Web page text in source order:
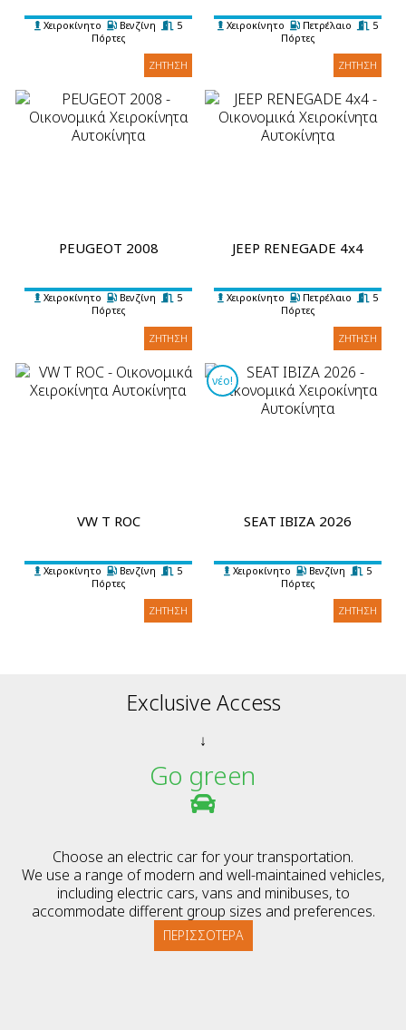
Χειροκίνητο Βενζίνη
5
Πόρτες
ΖΉΤΗΣΗ
Χειροκίνητο Πετρέλαιο
5
Πόρτες
ΖΉΤΗΣΗ
PEUGEOT 2008
Χειροκίνητο Βενζίνη
5
Πόρτες
ΖΉΤΗΣΗ
JEEP RENEGADE 4x4
Χειροκίνητο Πετρέλαιο
5
Πόρτες
ΖΉΤΗΣΗ
VW T ROC
Χειροκίνητο Βενζίνη
5
Πόρτες
3 Βαλίτσες
A/C
ΖΉΤΗΣΗ
SEAT IBIZA 2026
Χειροκίνητο Βενζίνη
5
Πόρτες
3 Βαλίτσες
ΖΉΤΗΣΗ
νέο!
Exclusive Access
↓
Go green
Choose an electric car for your transportation.
We use a range of modern and well-maintained vehicles,
including electric cars, vans and minibuses, to
accommodate different group sizes and preferences.
ΠΕΡΙΣΣΌΤΕΡΑ